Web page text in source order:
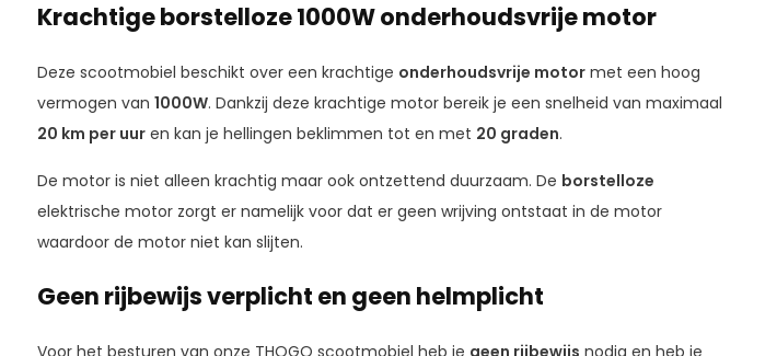
Krachtige borstelloze 1000W onderhoudsvrije motor
Deze scootmobiel beschikt over een krachtige onderhoudsvrije motormet een hoog
vermogen van 1000W. Dankzij deze krachtige motor bereik je een snelheid van maximaal
20 km per uuren kan je hellingen beklimmen tot en met 20 graden.
De motor is niet alleen krachtig maar ook ontzettend duurzaam. De borstelloze
elektrische motor zorgt er namelijk voor dat er geen wrijving ontstaat in de motor
waardoor de motor niet kan slijten.
Geen rijbewijs verplicht en geen helmplicht